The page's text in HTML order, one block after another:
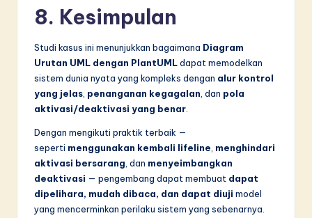
8. Kesimpulan
Studi kasus ini menunjukkan bagaimana Diagram
Urutan UML dengan PlantUMLdapat memodelkan
sistem dunia nyata yang kompleks dengan alur kontrol
yang jelas penanganan kegagalan , dan pola
aktivasi/deaktivasi yang benar
Dengan mengikuti praktik terbaik —
seperti menggunakan kembali lifeline menghindari
aktivasi bersarang , dan menyeimbangkan
deaktivasi — pengembang dapat membuat dapat
dipelihara, mudah dibaca, dan dapat diuji model
yang mencerminkan perilaku sistem yang sebenarnya.